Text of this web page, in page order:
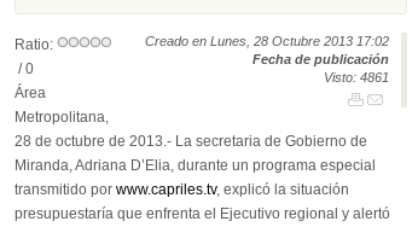
Creado en Lunes, 28 Octubre 2013 17:02
Fecha de publicación
Visto: 4861
Ratio:
/ 0
Área
Metropolitana,
28 de octubre de 2013.- La secretaria de Gobierno de
Miranda, Adriana D’Elia, durante un programa especial
transmitido por www.capriles.tv, explicó la situación
presupuestaría que enfrenta el Ejecutivo regional y alertó